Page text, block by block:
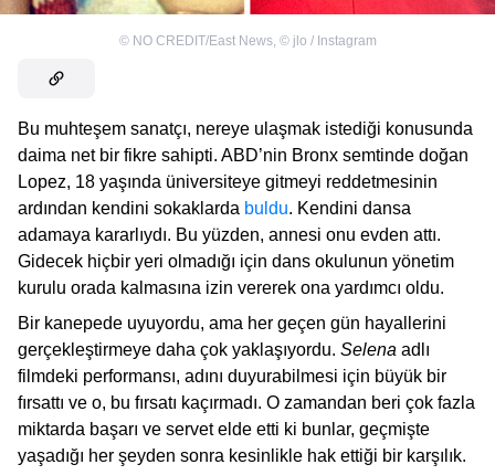
© NO CREDIT/East News, © jlo / Instagram
Bu muhteşem sanatçı, nereye ulaşmak istediği konusunda
daima net bir fikre sahipti. ABD’nin Bronx semtinde doğan
Lopez, 18 yaşında üniversiteye gitmeyi reddetmesinin
ardından kendini sokaklarda buldu. Kendini dansa
adamaya kararlıydı. Bu yüzden, annesi onu evden attı.
Gidecek hiçbir yeri olmadığı için dans okulunun yönetim
kurulu orada kalmasına izin vererek ona yardımcı oldu.
Bir kanepede uyuyordu, ama her geçen gün hayallerini
gerçekleştirmeye daha çok yaklaşıyordu. Selena adlı
filmdeki performansı, adını duyurabilmesi için büyük bir
fırsattı ve o, bu fırsatı kaçırmadı. O zamandan beri çok fazla
miktarda başarı ve servet elde etti ki bunlar, geçmişte
yaşadığı her şeyden sonra kesinlikle hak ettiği bir karşılık.